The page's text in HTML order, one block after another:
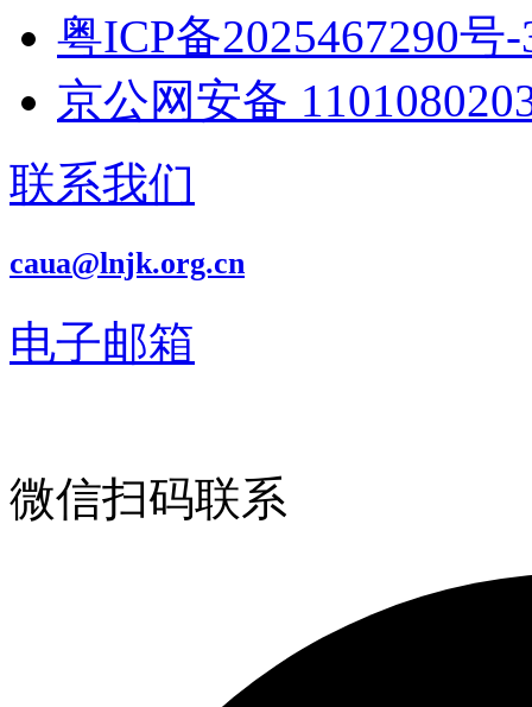
粤ICP备2025467290号-
京公网安备
联系我们
caua@lnjk.org.cn
电子邮箱
微信扫码联系